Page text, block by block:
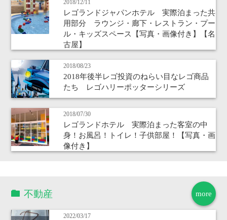
2018/12/11
レゴランドジャパンホテル 実際泊まった共
用部分 ラウンジ・廊下・レストラン・プー
ル・キッズスペース【写真・画像付き】【名
古屋】
2018/08/23
2018年後半レゴ投資のねらい目なレゴ商品
たち レゴハリーポッターシリーズ
2018/07/30
レゴランドホテル 実際泊まった客室の中
身！お風呂！トイレ！子供部屋！【写真・画
像付き】
more
不動産
2022/03/17